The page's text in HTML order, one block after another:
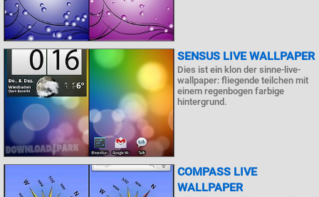
SENSUS LIVE WALLPAPER
Dies ist ein klon der sinne-live-
wallpaper: fliegende teilchen mit
einem regenbogen farbige
hintergrund.
COMPASS LIVE
WALLPAPER